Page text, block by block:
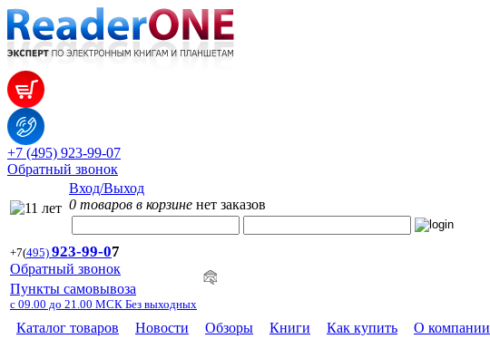
+7 (495) 923-99-07
Обратный звонок
Вход/Выход
0 товаров в корзине нет заказов
+7(495) 923-99-07
Обратный звонок
Пункты самовывоза
с 09.00 до 21.00 МСК Без выходных
Каталог товаров Новости Обзоры Книги Как купить
О компании